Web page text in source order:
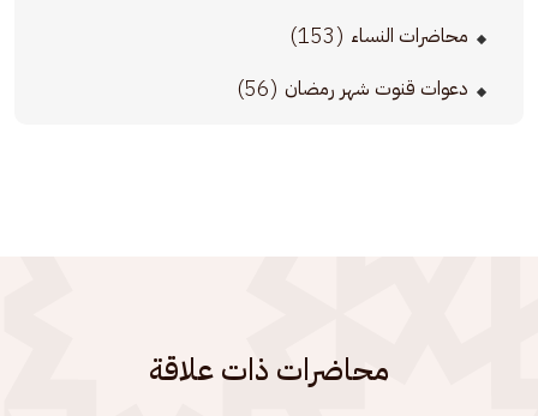
محاضرات النساء (153)
دعوات قنوت شهر رمضان (56)
محاضرات ذات علاقة